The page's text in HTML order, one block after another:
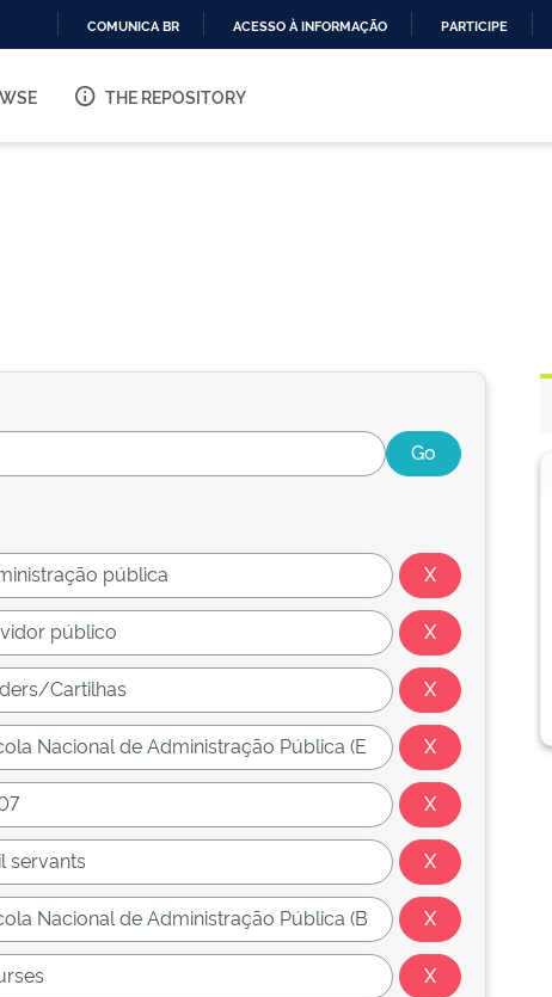
O
COMUNICA BR ACESSO À INFORMAÇÃO PARTICIPE
THE REPOSITORY